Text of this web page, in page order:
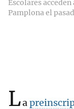
Escolares
Pamplona el
La